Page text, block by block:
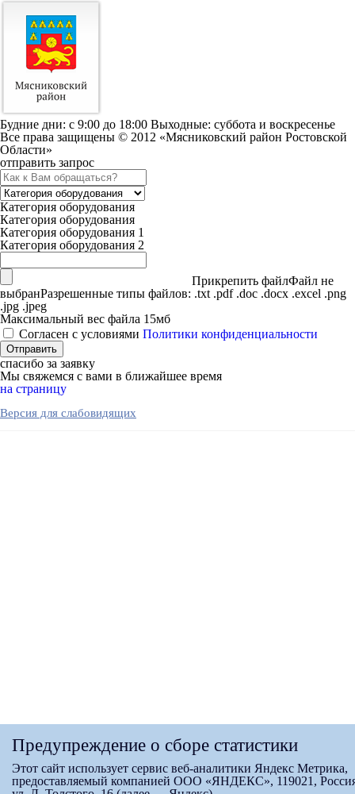
Будние дни: c 9:00 до 18:00 Выходные: суббота и воскресенье
Все права защищены © 2012 «Мясниковский район Ростовской
Области»
отправить запрос
Категория оборудования
Категория оборудования
Категория оборудования 1
Категория оборудования 2
Прикрепить файлФайл не
выбранРазрешенные типы файлов: .txt .pdf .doc .docx .excel .png
.jpg .jpeg
Максимальный вес файла 15мб
Согласен с условиями Политики конфиденциальности
спасибо за заявку
Мы свяжемся с вами в ближайшее время
на страницу
Версия для слабовидящих
Предупреждение о сборе статистики
Этот сайт использует сервис веб-аналитики Яндекс Метрика,
предоставляемый компанией ООО «ЯНДЕКС», 119021,